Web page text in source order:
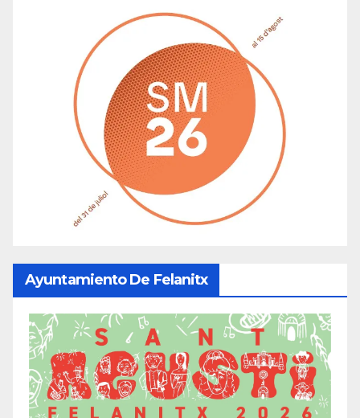
Ayuntamiento De Felanitx